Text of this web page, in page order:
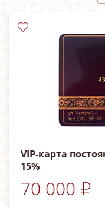
VIP-карта
15%
70 000 ₽